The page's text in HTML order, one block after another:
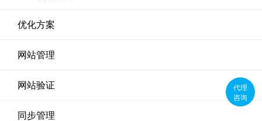
优化方案
网站管理
网站验证
同步管理
代理
咨询